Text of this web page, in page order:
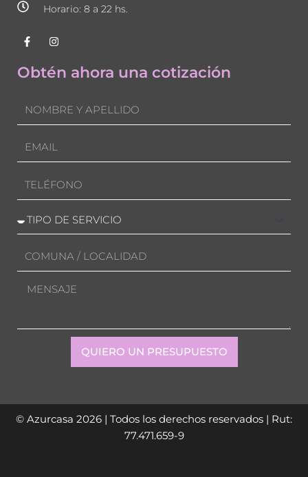
Horario: 8 a 22 hs.
F
a
e
b
k
f
I
n
t
a
a
Obtén ahora una cotización
Teléfono
Servicio
solicitado
Comuna/Localidad
Mensaje
QUIERO UN PRESUPUESTO
© Azurcasa 2026 | Todos los derechos reservados | Rut:
77.471.659-9